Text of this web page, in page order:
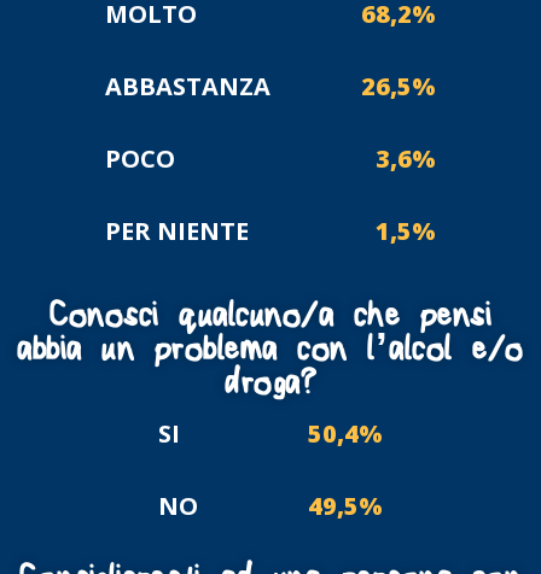
MOLTO 68,2%
ABBASTANZA 26,5%
POCO 3,6%
PER NIENTE 1,5%
Conosci qualcuno/a che pensi
abbia un problema con l’alcol e/o
droga?
SI 50,4%
NO 49,5%